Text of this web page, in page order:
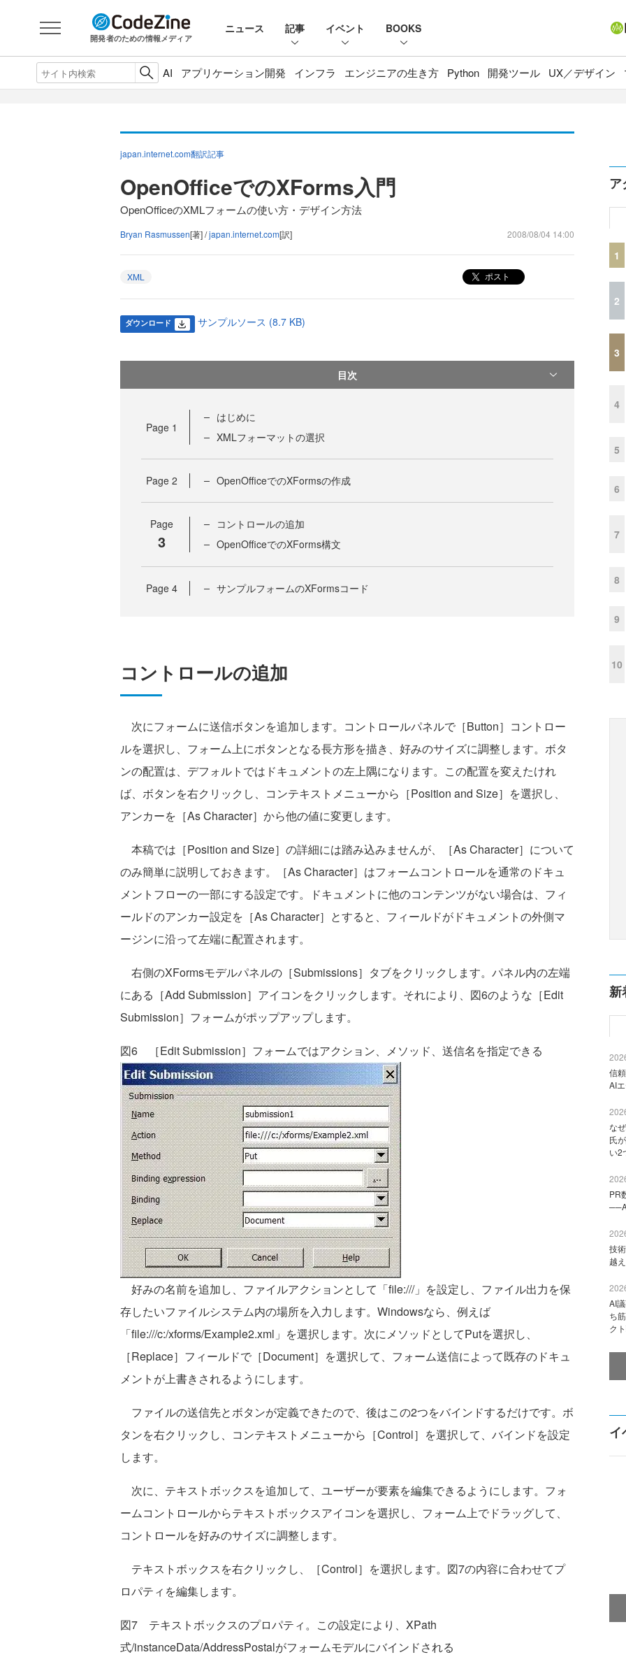
開発者のための情報メディア
ニュース 記事 イベント BOOKS
AI アプリケーション開発 インフラ エンジニアの生き方 Python 開発ツール UX／デザイン
japan.internet.com翻訳記事
OpenOfficeでのXForms入門
OpenOfficeのXMLフォームの使い方・デザイン方法
Bryan Rasmussen[著] /japan.internet.com[訳] 2008/08/04 14:00
XML ポスト
ダウンロード サンプルソース (8.7 KB)
目次
Page 1
はじめに
XMLフォーマットの選択
Page 2 OpenOfficeでのXFormsの作成
Page
3
コントロールの追加
OpenOfficeでのXForms構文
Page 4 サンプルフォームのXFormsコード
コントロールの追加
次にフォームに送信ボタンを追加します。コントロールパネルで［Button］コントロー
ルを選択し、フォーム上にボタンとなる長方形を描き、好みのサイズに調整します。ボタ
ンの配置は、デフォルトではドキュメントの左上隅になります。この配置を変えたけれ
ば、ボタンを右クリックし、コンテキストメニューから［Position and Size］を選択し、
アンカーを［As Character］から他の値に変更します。
本稿では［Position and Size］の詳細には踏み込みませんが、［As Character］について
のみ簡単に説明しておきます。［As Character］はフォームコントロールを通常のドキュ
メントフローの一部にする設定です。ドキュメントに他のコンテンツがない場合は、フィ
ールドのアンカー設定を［As Character］とすると、フィールドがドキュメントの外側マ
ージンに沿って左端に配置されます。
右側のXFormsモデルパネルの［Submissions］タブをクリックします。パネル内の左端
にある［Add Submission］アイコンをクリックします。それにより、図6のような［Edit
Submission］フォームがポップアップします。
図6 ［Edit Submission］フォームではアクション、メソッド、送信名を指定できる
好みの名前を追加し、ファイルアクションとして「file:///」を設定し、ファイル出力を保
存したいファイルシステム内の場所を入力します。Windowsなら、例えば
「file:///c:/xforms/Example2.xml」を選択します。次にメソッドとしてPutを選択し、
［Replace］フィールドで［Document］を選択して、フォーム送信によって既存のドキュ
メントが上書きされるようにします。
ファイルの送信先とボタンが定義できたので、後はこの2つをバインドするだけです。ボ
タンを右クリックし、コンテキストメニューから［Control］を選択して、バインドを設定
します。
次に、テキストボックスを追加して、ユーザーが要素を編集できるようにします。フォ
ームコントロールからテキストボックスアイコンを選択し、フォーム上でドラッグして、
コントロールを好みのサイズに調整します。
テキストボックスを右クリックし、［Control］を選択します。図7の内容に合わせてプ
ロパティを編集します。
図7 テキストボックスのプロパティ。この設定により、XPath
式/instanceData/AddressPostalがフォームモデルにバインドされる
ア
1
2
3
4
5
6
7
8
9
10
新
信
AI
な
氏
い2
PR
技
越
AI
ち
ク
イ